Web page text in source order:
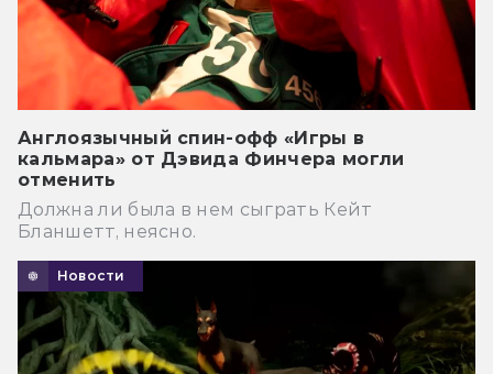
Англоязычный спин-офф «Игры в
кальмара» от Дэвида Финчера могли
отменить
Должна ли была в нем сыграть Кейт
Бланшетт, неясно.
Новости